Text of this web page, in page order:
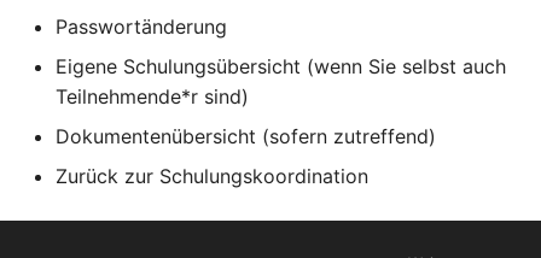
Passwortänderung
Eigene Schulungsübersicht (wenn Sie selbst auch
Teilnehmende*r sind)
Dokumentenübersicht (sofern zutreffend)
Zurück zur Schulungskoordination